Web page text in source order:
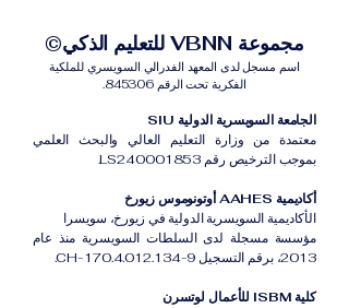
مجموعة VBNN للتعليم الذكي©
اسم مسجل لدى المعهد الفدرالي السويسري للملكية
الفكرية تحت الرقم 845306.
الجامعة السويسرية الدولية SIU
معتمدة من وزارة التعليم العالي والبحث العلمي
بموجب الترخيص رقم LS240001853.
أكاديمية AAHES أوتونوموس زيورخ
الأكاديمية السويسرية الدولية في زيورخ، سويسرا
مؤسسة مسجلة لدى السلطات السويسرية منذ عام
2013، برقم التسجيل CH-170.4.012.134-9.
كلية ISBM للأعمال لوتسرن